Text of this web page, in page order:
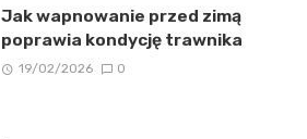
Jak wapnowanie przed zimą
poprawia kondycję trawnika
19/02/2026 0